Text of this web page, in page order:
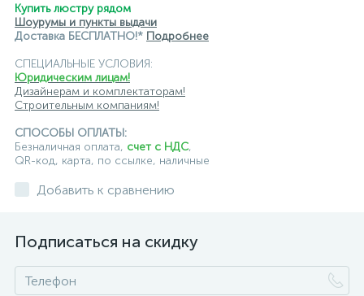
Купить люстру рядом
Шоурумы и пункты выдачи
Доставка БЕСПЛАТНО!* Подробнее
СПЕЦИАЛЬНЫЕ УСЛОВИЯ:
Юридическим лицам!
Дизайнерам и комплектаторам!
Строительным компаниям!
СПОСОБЫ ОПЛАТЫ:
Безналичная оплата, счет с НДС,
QR-код, карта, по ссылке, наличные
Добавить к сравнению
Подписаться на скидку